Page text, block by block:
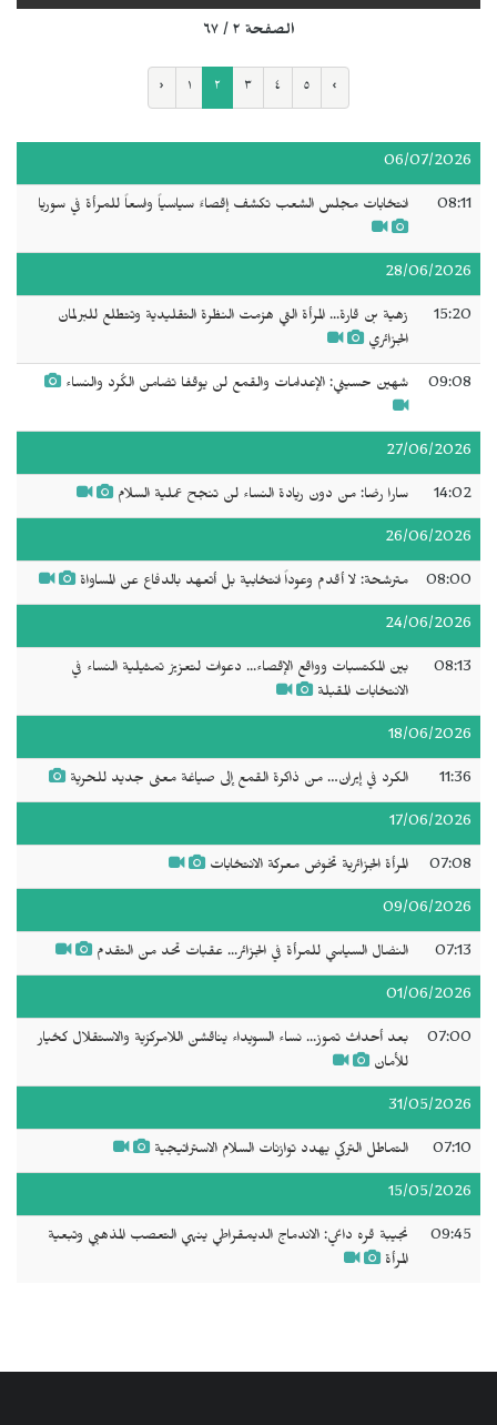
الصفحة ٢ / ٦٧
‹ ١ ٢ ٣ ٤ ٥ ›
06/07/2026
08:11 انتخابات مجلس الشعب تكشف إقصاءً سياسياً واسعاً للمرأة في سوريا
28/06/2026
15:20
زهية بن قارة... المرأة التي هزمت النظرة التقليدية وتتطلع للبرلمان
الجزائري
09:08 شهين حسيني: الإعدامات والقمع لن يوقفا تضامن الكُرد والنساء
27/06/2026
14:02 سارا رضا: من دون ريادة النساء لن تنجح عملية السلام
26/06/2026
08:00 مترشحة: لا أقدم وعوداً انتخابية بل أتعهد بالدفاع عن المساواة
24/06/2026
08:13
بين المكتسبات وواقع الإقصاء... دعوات لتعزيز تمثيلية النساء في
الانتخابات المقبلة
18/06/2026
11:36 الكرد في إيران… من ذاكرة القمع إلى صياغة معنى جديد للحرية
17/06/2026
07:08 المرأة الجزائرية تخوض معركة الانتخابات
09/06/2026
07:13 النضال السياسي للمرأة في الجزائر... عقبات تحد من التقدم
01/06/2026
07:00
بعد أحداث تموز... نساء السويداء يناقشن اللامركزية والاستقلال كخيار
للأمان
31/05/2026
07:10 التماطل التركي يهدد توازنات السلام الاستراتيجية
15/05/2026
09:45
نجيبة قره داغي: الاندماج الديمقراطي ينهي التعصب المذهبي وتبعية
المرأة